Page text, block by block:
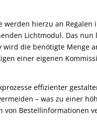
werden hierzu an
Lichtmodul. Das
die benötigte Menge
einer eigenen
effizienter
– was zu einer
Bestellinformationen